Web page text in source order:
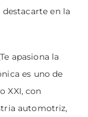
en la
apasiona la
es uno de
XXI, con
automotriz,